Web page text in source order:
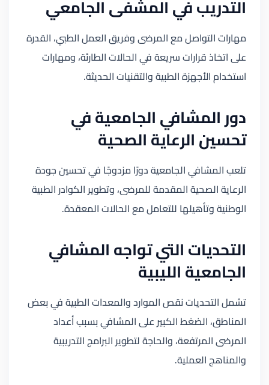
التدريب في المشفى الجامعي
مهارات التواصل مع المرضى وفريق العمل الطبي، القدرة
على اتخاذ قرارات سريعة في الحالات الطارئة، ومهارات
استخدام الأجهزة الطبية والتقنيات الحديثة.
دور المشافي الجامعية في
تحسين الرعاية الصحية
تلعب المشافي الجامعية دورًا مزدوجًا في تحسين جودة
الرعاية الصحية المقدمة للمرضى، وتطوير الكوادر الطبية
الوطنية وتأهيلها للتعامل مع الحالات المعقدة.
التحديات التي تواجه المشافي
الجامعية الليبية
تشمل التحديات نقص الموارد والمعدات الطبية في بعض
المناطق، الضغط الكبير على المشافي بسبب أعداد
المرضى المرتفعة، والحاجة لتطوير البرامج التدريبية
والمناهج العملية.